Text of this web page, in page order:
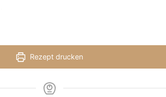
Rezept drucken